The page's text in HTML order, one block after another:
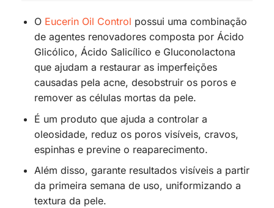
O Eucerin Oil Control possui uma combinação
de agentes renovadores composta por Ácido
Glicólico, Ácido Salicílico e Gluconolactona
que ajudam a restaurar as imperfeições
causadas pela acne, desobstruir os poros e
remover as células mortas da pele.
É um produto que ajuda a controlar a
oleosidade, reduz os poros visíveis, cravos,
espinhas e previne o reaparecimento.
Além disso, garante resultados visíveis a partir
da primeira semana de uso, uniformizando a
textura da pele.